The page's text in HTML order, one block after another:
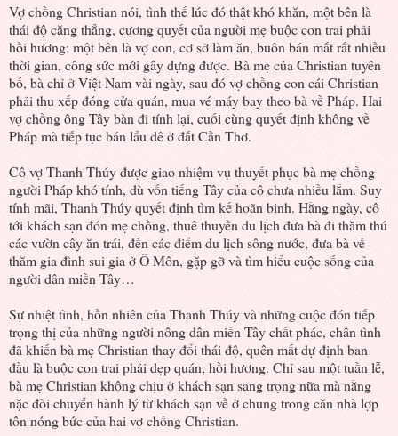
Vợ chồng Christian nói, tình thế lúc đó thật khó khăn, một bên là
thái độ căng thẳng, cương quyết của người mẹ buộc con trai phải
hồi hương; một bên là vợ con, cơ sở làm ăn, buôn bán mất rất nhiều
thời gian, công sức mới gây dựng được. Bà mẹ của Christian tuyên
bố, bà chỉ ở Việt Nam vài ngày, sau đó vợ chồng con cái Christian
phải thu xếp đóng cửa quán, mua vé máy bay theo bà về Pháp. Hai
vợ chồng ông Tây bàn đi tính lại, cuối cùng quyết định không về
Pháp mà tiếp tục bán lẩu dê ở đất Cần Thơ.
Cô vợ Thanh Thúy được giao nhiệm vụ thuyết phục bà mẹ chồng
người Pháp khó tính, dù vốn tiếng Tây của cô chưa nhiều lắm. Suy
tính mãi, Thanh Thúy quyết định tìm kế hoãn binh. Hằng ngày, cô
tới khách sạn đón mẹ chồng, thuê thuyền du lịch đưa bà đi thăm thú
các vườn cây ăn trái, đến các điểm du lịch sông nước, đưa bà về
thăm gia đình sui gia ở Ô Môn, gặp gỡ và tìm hiểu cuộc sống của
người dân miền Tây…
Sự nhiệt tình, hồn nhiên của Thanh Thúy và những cuộc đón tiếp
trọng thị của những người nông dân miền Tây chất phác, chân tình
đã khiến bà mẹ Christian thay đổi thái độ, quên mất dự định ban
đầu là buộc con trai phải dẹp quán, hồi hương. Chỉ sau một tuần lễ,
bà mẹ Christian không chịu ở khách sạn sang trọng nữa mà nằng
nặc đòi chuyển hành lý từ khách sạn về ở chung trong căn nhà lợp
tôn nóng bức của hai vợ chồng Christian.